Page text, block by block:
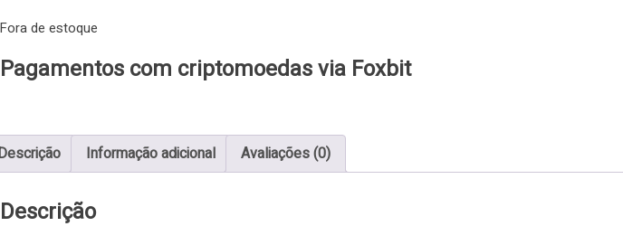
Fora de estoque
Pagamentos com criptomoedas via Foxbit
Informação adicional Avaliações (0)
Descrição